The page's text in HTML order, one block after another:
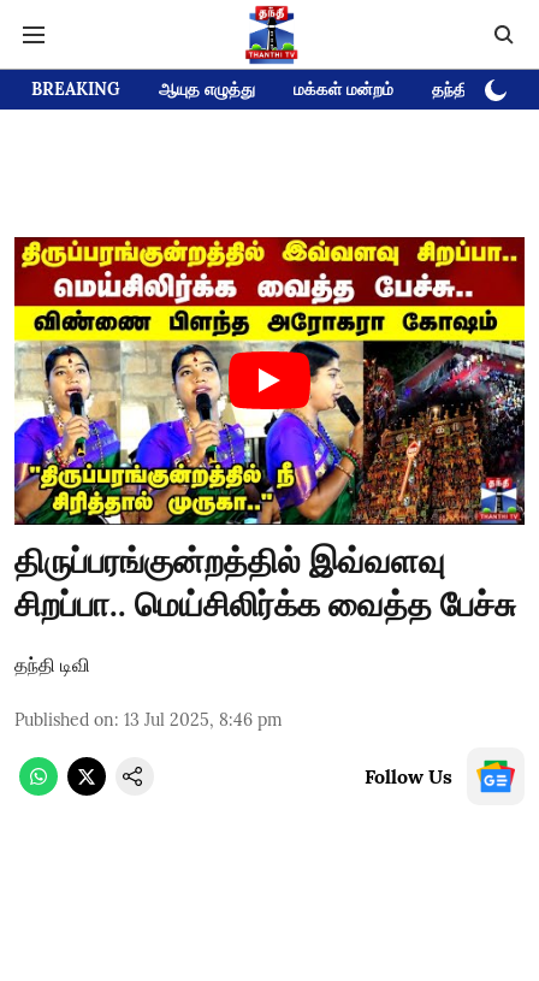
BREAKING ஆயுத எழுத்து மக்கள் மன்றம் தந்தி டிவி
திருப்பரங்குன்றத்தில் இவ்வளவு
சிறப்பா.. மெய்சிலிர்க்க வைத்த பேச்சு
தந்தி டிவி
Published on: 13 Jul 2025, 8:46 pm
Follow Us